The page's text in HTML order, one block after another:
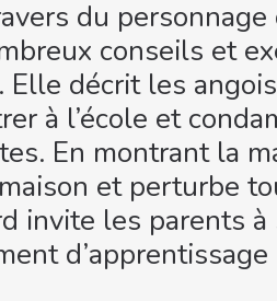
du
conseils et
Elle décrit les
à l’école et
En montrant la
maison et perturbe
invite les parents